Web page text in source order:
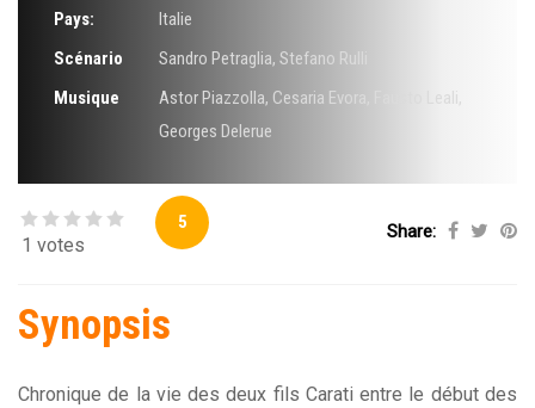
Pays:
Italie
Scénario
Sandro Petraglia, Stefano Rulli
Musique
Astor Piazzolla, Cesaria Evora Fausto Leali,
Georges Delerue
1 votes
5 Share:
Synopsis
Chronique de la vie des deux fils Carati entre le début des